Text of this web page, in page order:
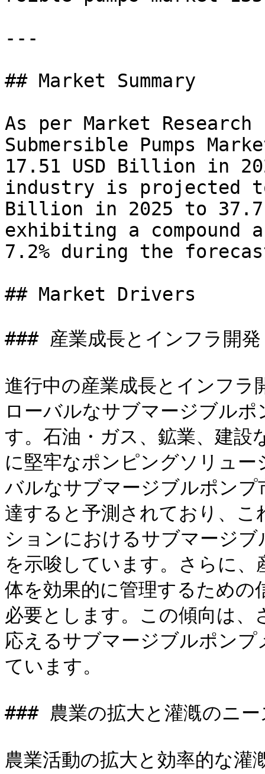
---
## Market Summary
As per Market
Submersible Pumps
17.51 USD Billion in
industry is projected to
Billion in 2025 to 37.7
exhibiting a compound
7.2% during the
## Market Drivers
### 産業成長とインフラ開発
進行中の産業成長とインフ
ローバルなサブマージブル
す。石油・ガス、鉱業、建設
に堅牢なポンピングソリュ
バルなサブマージブルポン
達すると予測されており、
ションにおけるサブマージ
を示唆しています。さらに
体を効果的に管理するため
必要とします。この傾向は
応えるサブマージブルポン
ています。
### 農業の拡大と灌漑のニー
農業活動の拡大と効率的な